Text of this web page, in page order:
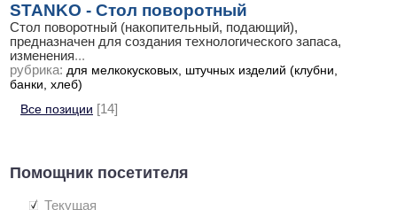
STANKO - Стол поворотный
Стол поворотный (накопительный, подающий),
предназначен для создания технологического запаса,
изменения...
рубрика: для мелкокусковых, штучных изделий (клубни,
банки, хлеб)
Все позиции [14]
Помощник посетителя
Текущая